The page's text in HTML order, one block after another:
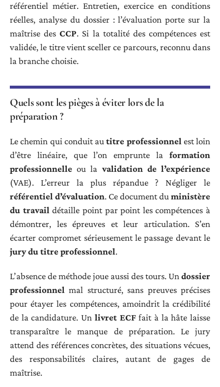
référentiel métier. Entretien, exercice en conditions
réelles, analyse du dossier : l’évaluation porte sur la
maîtrise desCCP. Si la totalité des compétences est
validée, le titre vient sceller ce parcours, reconnu dans
la branche choisie.
Quels sont les pièges à éviter lors de la
préparation ?
Le chemin qui conduit autitre professionnel est loin
d’être linéaire, que l’on emprunte la formation
professionnelle ou la validation de l’expérience
(VAE). L’erreur la plus répandue ? Négliger le
référentiel d’évaluation. Ce document du ministère
du travail détaille point par point les compétences à
démontrer, les épreuves et leur articulation. S’en
écarter compromet sérieusement le passage devant le
jury du titre professionnel.
L’absence de méthode joue aussi des tours. Undossier
professionnel mal structuré, sans preuves précises
pour étayer les compétences, amoindrit la crédibilité
de la candidature. Un livret ECFfait à la hâte laisse
transparaître le manque de préparation. Le jury
attend des références concrètes, des situations vécues,
des responsabilités claires, autant de gages de
maîtrise.